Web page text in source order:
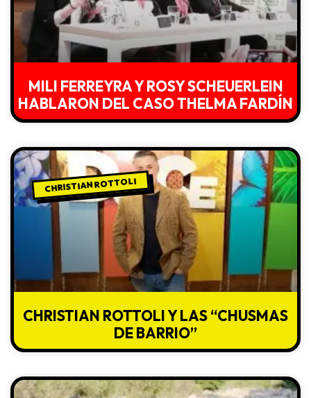
MILI FERREYRA Y ROSY SCHEUERLEIN
HABLARON DEL CASO THELMA FARDÍN
CHRISTIAN ROTTOLI
CHRISTIAN ROTTOLI Y LAS “CHUSMAS
DE BARRIO”